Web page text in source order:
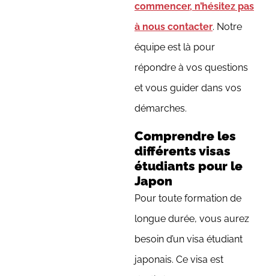
commencer, n’hésitez pas
à nous contacter. Notre
équipe est là pour
répondre à vos questions
et vous guider dans vos
démarches.
Comprendre les
différents visas
étudiants pour le
Japon
Pour toute formation de
longue durée, vous aurez
besoin d’un visa étudiant
japonais. Ce visa est